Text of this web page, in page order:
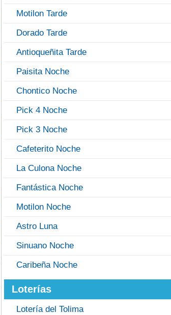
Motilon Tarde
Dorado Tarde
Antioqueñita Tarde
Paisita Noche
Chontico Noche
Pick 4 Noche
Pick 3 Noche
Cafeterito Noche
La Culona Noche
Fantástica Noche
Motilon Noche
Astro Luna
Sinuano Noche
Caribeña Noche
Loterías
Lotería del Tolima